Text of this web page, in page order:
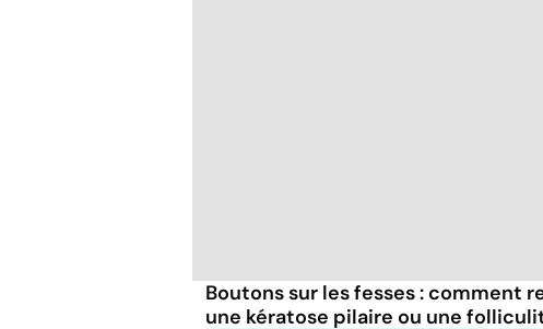
Boutons sur les fesses : comment
une kératose pilaire ou une